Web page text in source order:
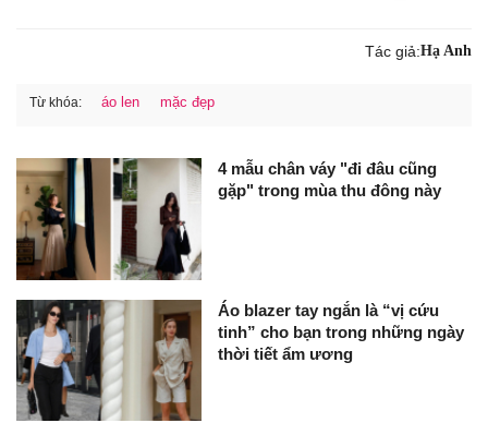
Tác giả:Hạ Anh
Từ khóa: áo len mặc đẹp
4 mẫu chân váy "đi đâu cũng
gặp" trong mùa thu đông này
Áo blazer tay ngắn là “vị cứu
tinh” cho bạn trong những ngày
thời tiết ẩm ương